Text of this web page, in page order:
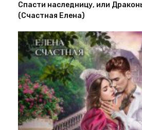
Спасти наследницу, или
(Счастная Елена)